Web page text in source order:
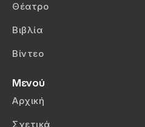
Θέατρο
Βιβλία
Βίντεο
Μενού
Αρχική
Σχετικά